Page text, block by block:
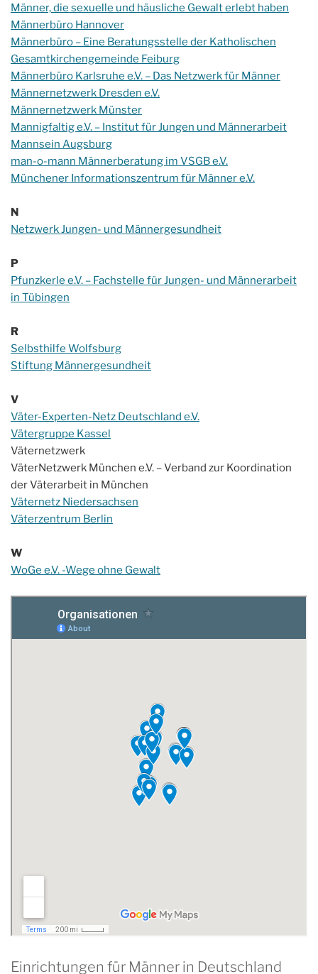
Männer, die sexuelle und häusliche Gewalt erlebt haben
Männerbüro Hannover
Männerbüro – Eine Beratungsstelle der Katholischen
Gesamtkirchengemeinde Feiburg
Männerbüro Karlsruhe e.V. – Das Netzwerk für Männer
Männernetzwerk Dresden e.V.
Männernetzwerk Münster
Mannigfaltig e.V. – Institut für Jungen und Männerarbeit
Mannsein Augsburg
man-o-mann Männerberatung im VSGB e.V.
Münchener Informationszentrum für Männer e.V.
N
Netzwerk Jungen- und Männergesundheit
P
Pfunzkerle e.V. – Fachstelle für Jungen- und Männerarbeit
in Tübingen
R
Selbsthilfe Wolfsburg
Stiftung Männergesundheit
V
Väter-Experten-Netz Deutschland e.V.
Vätergruppe Kassel
Väternetzwerk
VäterNetzwerk München e.V. – Verband zur Koordination
der Väterarbeit in München
Väternetz Niedersachsen
Väterzentrum Berlin
W
WoGe e.V. -Wege ohne Gewalt
Einrichtungen für Männer in Deutschland